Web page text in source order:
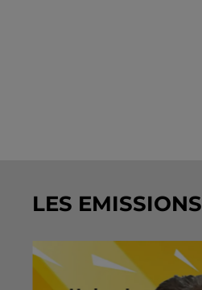
LES EMISSIONS